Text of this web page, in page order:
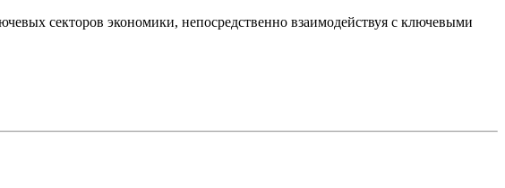
секторов экономики, непосредственно взаимодействуя с ключевыми